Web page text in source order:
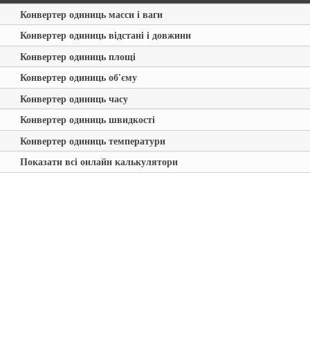
Конвертер одиниць масси і ваги
Конвертер одиниць відстані і довжини
Конвертер одиниць площі
Конвертер одиниць об'єму
Конвертер одиниць часу
Конвертер одиниць швидкості
Конвертер одиниць температури
Показати всі онлайн калькулятори